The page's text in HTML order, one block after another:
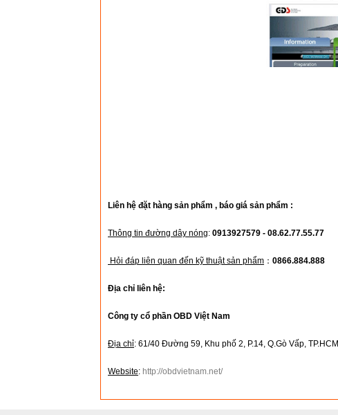
Liên hệ đặt hàng sản phẩm , báo giá sản phẩm :
Thông tin đường dây nóng: 0913927579 - 08.62.77.55.77
Hỏi đáp liên quan đến kỹ thuật sản phẩm ： 0866.884.888
Địa chỉ liên hệ:
Công ty cổ phần OBD Việt Nam
Địa chỉ: 61/40 Đường 59, Khu phố 2, P.14, Q.Gò Vấp, TP.HCM
Website: http://obdvietnam.net/